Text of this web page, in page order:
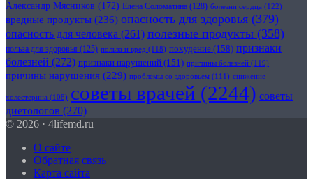
Александр Мясников (172) Елена Соломатина (128) болезни сердца (122)
вредные продукты (236) опасность для здоровья (379)
опасность для человека (261) полезные продукты (358)
польза для здоровья (125) польза и вред (118) похудение (158) признаки
болезней (272) признаки нарушений (151) причины болезней (119)
причины нарушения (229) проблемы со здоровьем (111) снижение
холестерина (108) советы врачей (2244) советы
диетологов (270)
© 2026 · 4lifemd.ru
О сайте
Обратная связь
Карта сайта